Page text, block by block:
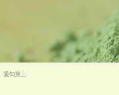
愛知第三